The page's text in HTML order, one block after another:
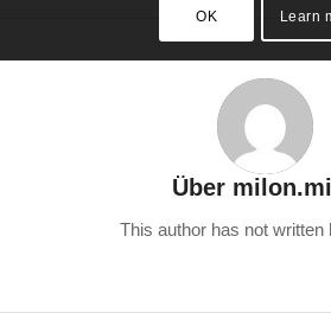
Über
This author has not written
OK Learn